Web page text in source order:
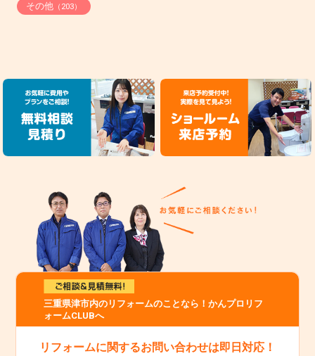
その他（203）
三重県津市内のリフォームのことなら！かんプロリフ
ォームCLUBへ
リフォームに関するお問い合わせは即日対応！